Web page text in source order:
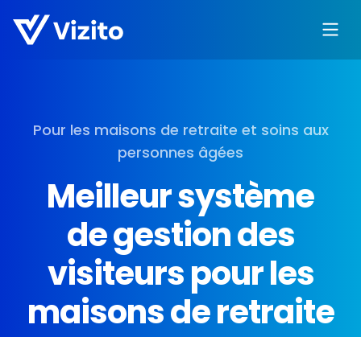
Pour les maisons de retraite et soins aux
personnes âgées
Meilleur système
de gestion des
visiteurs pour les
maisons de retraite